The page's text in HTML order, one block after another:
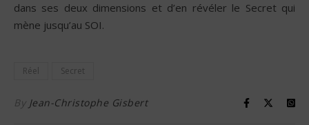
dans ses deux dimensions et d’en révéler le Secret qui
mène jusqu’au SOI.
Réel Secret
By Jean-Christophe Gisbert